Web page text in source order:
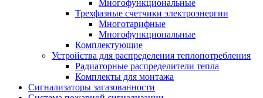
Многофункциональные
Трехфазные счетчики электроэнергии
Многотарифные
Многофункциональные
Комплектующие
Устройства для распределения теплопотребления
Радиаторные распределители тепла
Комплекты для монтажа
Сигнализаторы загазованности